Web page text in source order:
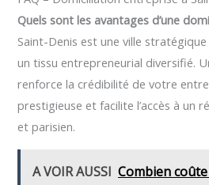
Quels sont les avantages d’une
Saint-Denis est une ville
un tissu entrepreneurial diversifié.
renforce la crédibilité de votre
prestigieuse et facilite l’accès à un
et parisien.
A VOIR AUSSI Combien